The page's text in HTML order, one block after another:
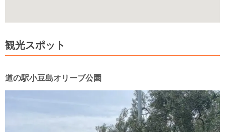
観光スポット
道の駅小豆島オリーブ公園